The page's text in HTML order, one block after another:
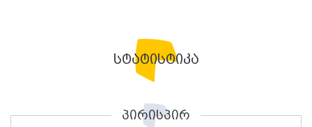
სტატისტიკა
პირისპირ